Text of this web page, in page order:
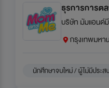
ธุรการการต
บริษัท มัมแอนด์
กรุงเทพมหา
นักศึกษาจบใหม่ / ผู้ไม่มีประ